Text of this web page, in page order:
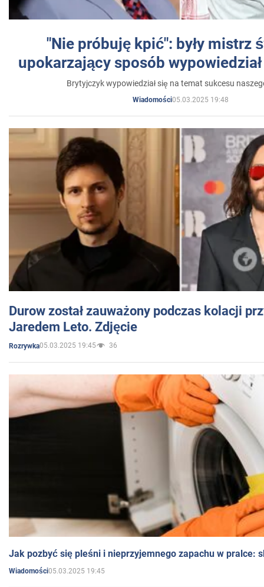
"Nie próbuję kpić": były mistrz
upokarzający sposób
Brytyjczyk wypowiedział się na temat sukcesu
Wiadomości05.03.2025 19:48
Durow został zauważony podczas kolacji
Jaredem Leto. Zdjęcie
Rozrywka05.03.2025 19:45 36
Jak pozbyć się pleśni i nieprzyjemnego zapachu w pralce:
Wiadomości05.03.2025 19:45